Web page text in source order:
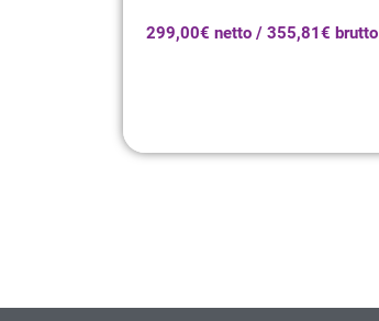
299,00€ netto / 355,81€ brutto